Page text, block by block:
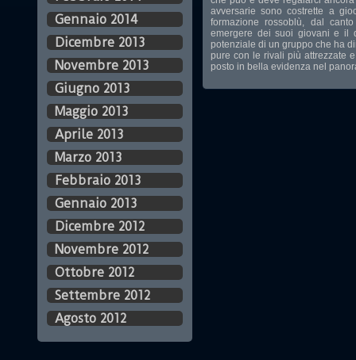
Gennaio 2014
Dicembre 2013
Novembre 2013
Giugno 2013
Maggio 2013
Aprile 2013
Marzo 2013
Febbraio 2013
Gennaio 2013
Dicembre 2012
Novembre 2012
Ottobre 2012
Settembre 2012
Agosto 2012
avversarie sono costrette a
formazione rossoblù, dal
emergere dei suoi giovani e il
potenziale di un gruppo che ha
pure con le rivali più attrezzate
posto in bella evidenza nel